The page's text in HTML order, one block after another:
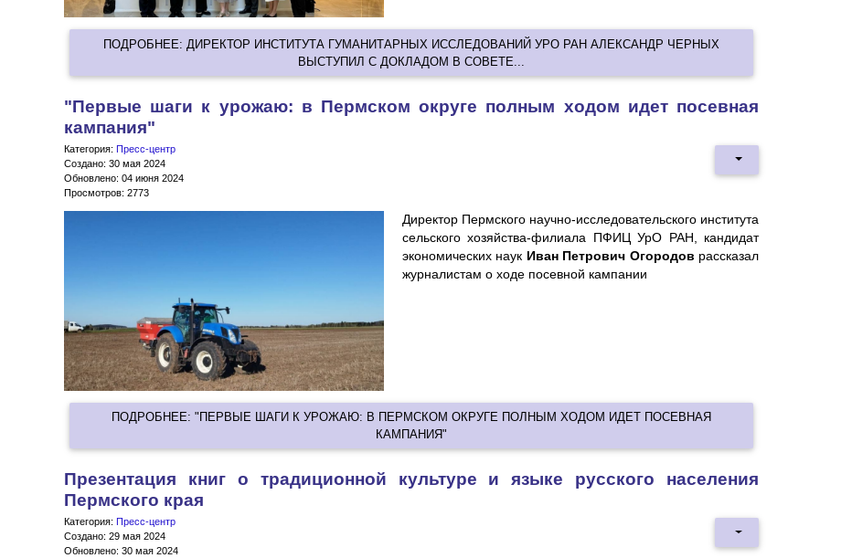
ПОДРОБНЕЕ: ДИРЕКТОР ИНСТИТУТА ГУМАНИТАРНЫХ ИССЛЕДОВАНИЙ УРО РАН АЛЕКСАНДР ЧЕРНЫХ
ВЫСТУПИЛ С ДОКЛАДОМ В СОВЕТЕ...
"Первые шаги к урожаю: в Пермском округе полным ходом идет посевная
кампания"
Категория: Пресс-центр
Создано: 30 мая 2024
Обновлено: 04 июня 2024
Просмотров: 2773
Директор Пермского научно-исследовательского института
сельского хозяйства-филиала ПФИЦ УрО РАН, кандидат
экономических наук Иван Петрович Огородов рассказал
журналистам о ходе посевной кампании
ПОДРОБНЕЕ: "ПЕРВЫЕ ШАГИ К УРОЖАЮ: В ПЕРМСКОМ ОКРУГЕ ПОЛНЫМ ХОДОМ ИДЕТ ПОСЕВНАЯ
КАМПАНИЯ"
Презентация книг о традиционной культуре и языке русского населения
Пермского края
Категория: Пресс-центр
Создано: 29 мая 2024
Обновлено: 30 мая 2024